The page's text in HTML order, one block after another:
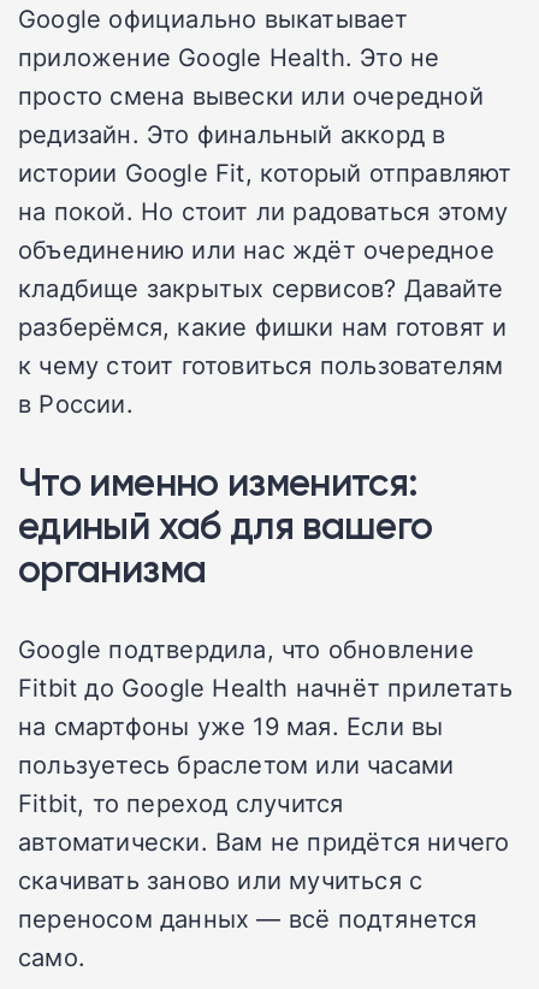
Google официально выкатывает
приложение Google Health. Это не
просто смена вывески или очередной
редизайн. Это финальный аккорд в
истории Google Fit, который отправляют
на покой. Но стоит ли радоваться этому
объединению или нас ждёт очередное
кладбище закрытых сервисов? Давайте
разберёмся, какие фишки нам готовят и
к чему стоит готовиться пользователям
в России.
Что именно изменится:
единый хаб для вашего
организма
Google подтвердила, что обновление
Fitbit до Google Health начнёт прилетать
на смартфоны уже 19 мая. Если вы
пользуетесь браслетом или часами
Fitbit, то переход случится
автоматически. Вам не придётся ничего
скачивать заново или мучиться с
переносом данных — всё подтянется
само.